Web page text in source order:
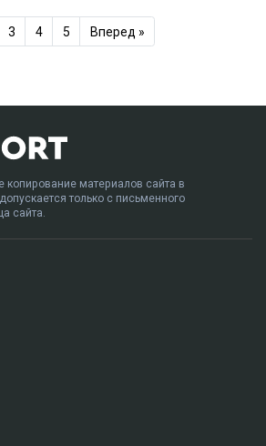
3 4 5 Вперед »
копирование материалов сайта в
только с письменного
сайта.